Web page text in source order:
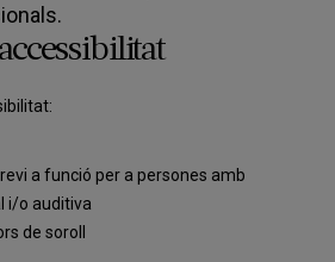
a funció per a persones amb
i/o auditiva
de soroll